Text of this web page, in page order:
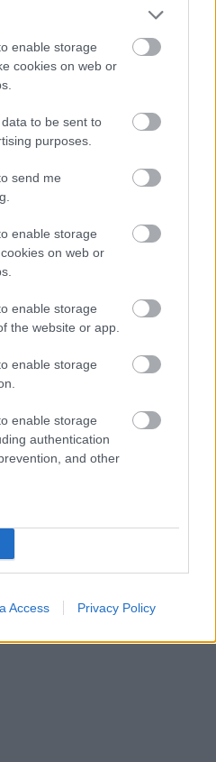
enable storage
cookies on web or
to be sent to
purposes.
send me
enable storage
on web or
enable storage
the website or app.
enable storage
enable storage
authentication
and other
Access Privacy Policy
έκλειψη Ηλίου του
εκπληκτική εικόνα!